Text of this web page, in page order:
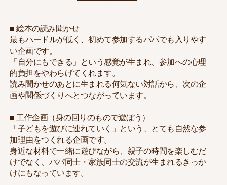
■ 絵本の読み聞かせ
最もハードルが低く、初めて参加するパパでも入りやす
い企画です。
「自分にもできる」という感覚が生まれ、参加への心理
的負担をやわらげてくれます。
読み聞かせのあとに生まれる何気ない対話から、次の企
画や関係づくりへとつながっています。
■ 工作企画（身の回りのもので遊ぼう）
「子どもを遊びに連れていく」という、とても自然な参
加理由をつくれる企画です。
身近な材料で一緒に遊びながら、親子の時間を楽しむだ
けでなく、パパ同士・家族同士の交流が生まれるきっか
けにもなっています。